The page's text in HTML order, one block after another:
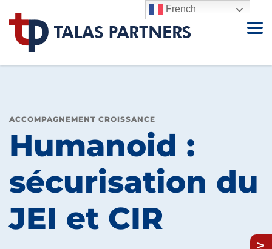
ACCOMPAGNEMENT CROISSANCE
Humanoid :
sécurisation du
JEI et CIR
French